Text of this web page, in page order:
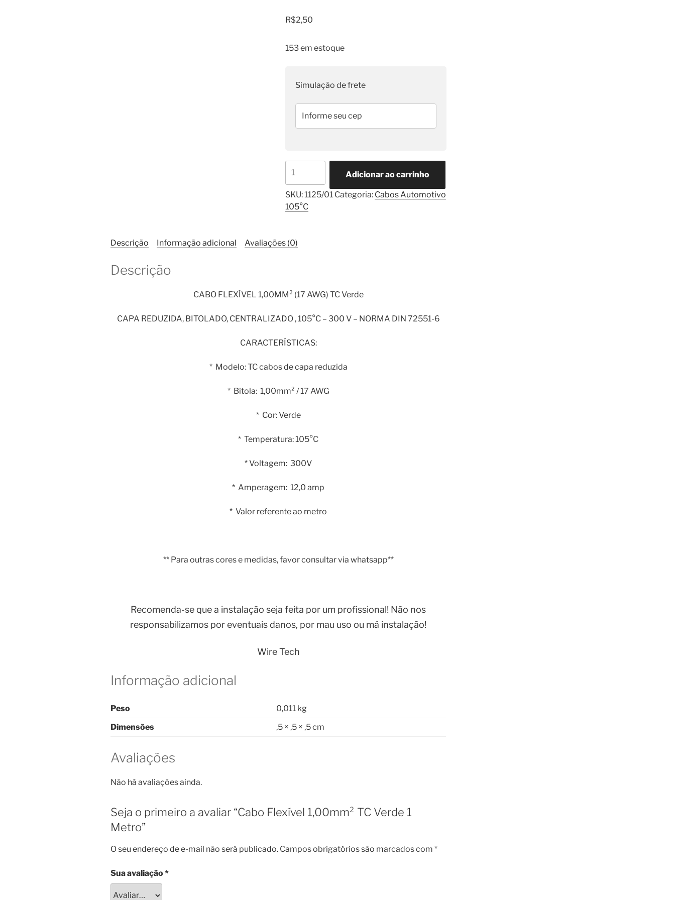
R$2,50
153 em estoque
Simulação de frete
Flexível
1,00mm²
TC
Verde
Metro
quantidade
Adicionar ao carrinho
SKU: 1125/01 Categoria: Cabos Automotivo
105°C
Descrição Informação adicional Avaliações (0)
Descrição
CABO FLEXÍVEL 1,00MM² (17 AWG) TC Verde
CAPA REDUZIDA, BITOLADO, CENTRALIZADO , 105°C – 300 V – NORMA DIN 72551-6
CARACTERÍSTICAS:
* Modelo: TC cabos de capa reduzida
* Bitola: 1,00mm² / 17 AWG
* Cor: Verde
* Temperatura: 105°C
* Voltagem: 300V
* Amperagem: 12,0 amp
* Valor referente ao metro
** Para outras cores e medidas, favor consultar via whatsapp**
Recomenda-se que a instalação seja feita por um profissional! Não nos
responsabilizamos por eventuais danos, por mau uso ou má instalação!
Wire Tech
Informação adicional
Peso
0,011 kg
Dimensões
,5 × ,5 × ,5 cm
Avaliações
Não há avaliações ainda.
Seja o primeiro a avaliar “Cabo Flexível 1,00mm² TC Verde 1
Metro”
O seu endereço de e-mail não será publicado. Campos obrigatórios são marcados com *
Sua avaliação*